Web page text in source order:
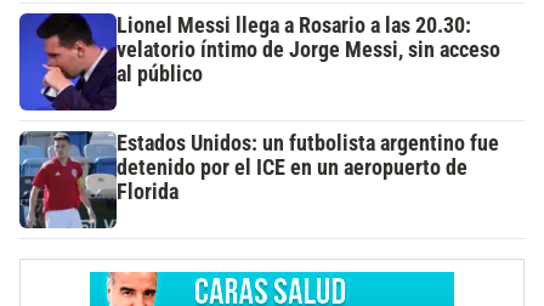
Lionel Messi llega a Rosario a las 20.30:
velatorio íntimo de Jorge Messi, sin acceso
al público
Estados Unidos: un futbolista argentino fue
detenido por el ICE en un aeropuerto de
Florida